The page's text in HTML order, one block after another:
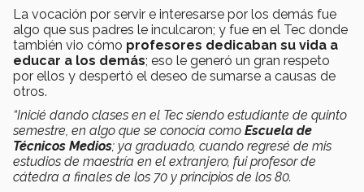
La vocación por servir e interesarse por los demás fue
algo que sus padres le inculcaron; y fue en el Tec donde
también vio cómo profesores dedicaban su vida a
educar a los demás; eso le generó un gran respeto
por ellos y despertó el deseo de sumarse a causas de
otros.
“Inicié dando clases en el Tec siendo estudiante de quinto
semestre, en algo que se conocía como Escuela de
Técnicos Medios; ya graduado, cuando regresé de mis
estudios de maestría en el extranjero, fui profesor de
cátedra a finales de los 70 y principios de los 80.